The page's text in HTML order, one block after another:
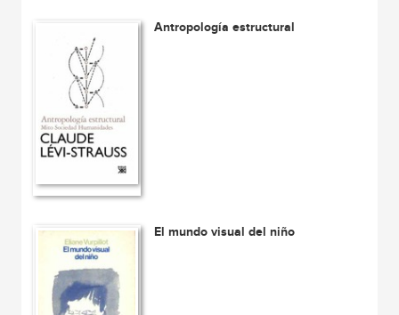
Antropología estructural
El mundo visual del niño